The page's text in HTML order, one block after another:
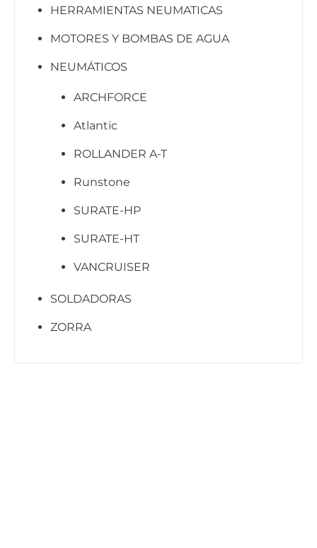
HERRAMIENTAS NEUMATICAS
MOTORES Y BOMBAS DE AGUA
NEUMÁTICOS
ARCHFORCE
Atlantic
ROLLANDER A-T
Runstone
SURATE-HP
SURATE-HT
VANCRUISER
SOLDADORAS
ZORRA